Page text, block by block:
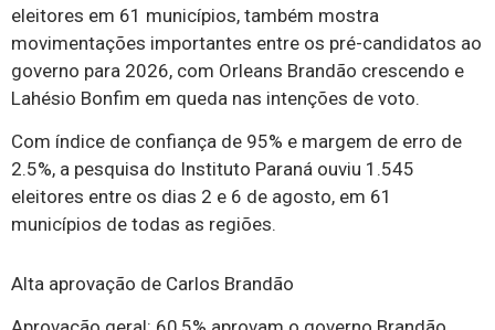
eleitores em 61 municípios, também mostra
movimentações importantes entre os pré-candidatos ao
governo para 2026, com Orleans Brandão crescendo e
Lahésio Bonfim em queda nas intenções de voto.
Com índice de confiança de 95% e margem de erro de
2.5%, a pesquisa do Instituto Paraná ouviu 1.545
eleitores entre os dias 2 e 6 de agosto, em 61
municípios de todas as regiões.
Alta aprovação de Carlos Brandão